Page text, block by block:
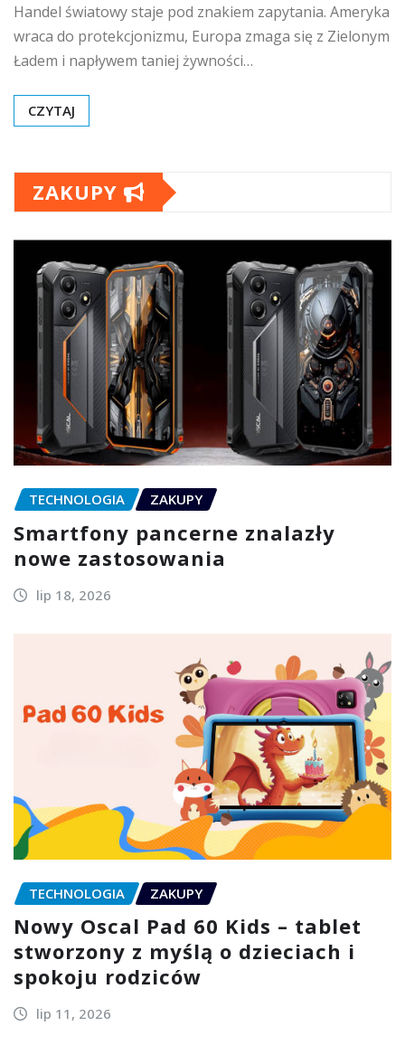
Handel światowy staje pod znakiem zapytania. Ameryka
wraca do protekcjonizmu, Europa zmaga się z Zielonym
Ładem i napływem taniej żywności…
CZYTAJ
ZAKUPY
TECHNOLOGIA ZAKUPY
Smartfony pancerne znalazły
nowe zastosowania
lip 18, 2026
TECHNOLOGIA ZAKUPY
Nowy Oscal Pad 60 Kids – tablet
stworzony z myślą o dzieciach i
spokoju rodziców
lip 11, 2026